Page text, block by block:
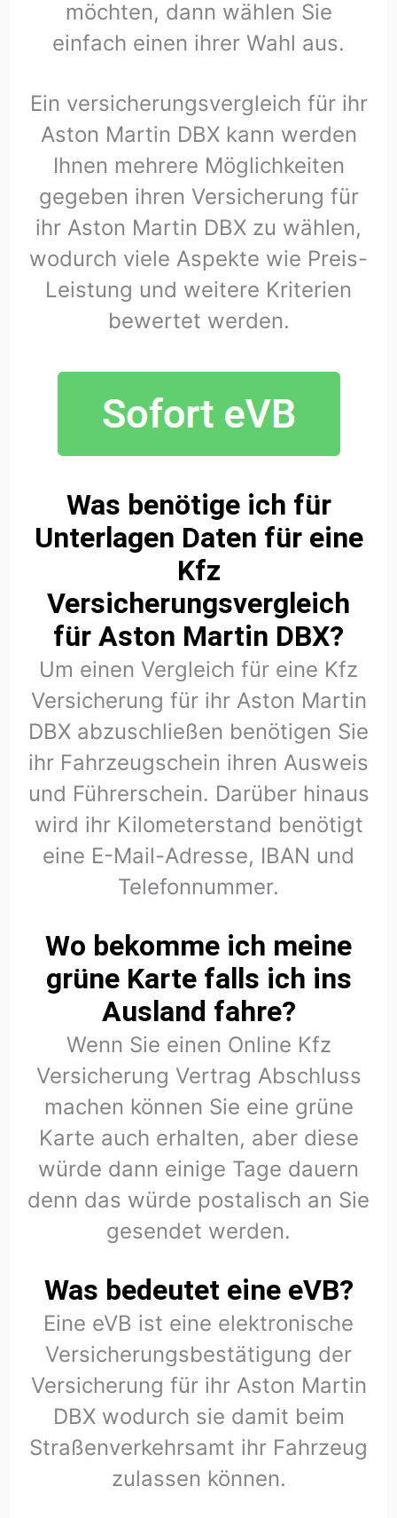
möchten, dann wählen Sie
einfach einen ihrer Wahl aus.
Ein versicherungsvergleich für ihr
Aston Martin DBX kann werden
Ihnen mehrere Möglichkeiten
gegeben ihren Versicherung für
ihr Aston Martin DBX zu wählen,
wodurch viele Aspekte wie Preis-
Leistung und weitere Kriterien
bewertet werden.
Was benötige ich für
Unterlagen Daten für eine
Kfz
Versicherungsvergleich
für Aston Martin DBX?
Um einen Vergleich für eine Kfz
Versicherung für ihr Aston Martin
DBX abzuschließen benötigen Sie
ihr Fahrzeugschein ihren Ausweis
und Führerschein. Darüber hinaus
wird ihr Kilometerstand benötigt
eine E-Mail-Adresse, IBAN und
Telefonnummer.
Wo bekomme ich meine
grüne Karte falls ich ins
Ausland fahre?
Wenn Sie einen Online Kfz
Versicherung Vertrag Abschluss
machen können Sie eine grüne
Karte auch erhalten, aber diese
würde dann einige Tage dauern
denn das würde postalisch an Sie
gesendet werden.
Was bedeutet eine eVB?
Eine eVB ist eine elektronische
Versicherungsbestätigung der
Versicherung für ihr Aston Martin
DBX wodurch sie damit beim
Straßenverkehrsamt ihr Fahrzeug
zulassen können.